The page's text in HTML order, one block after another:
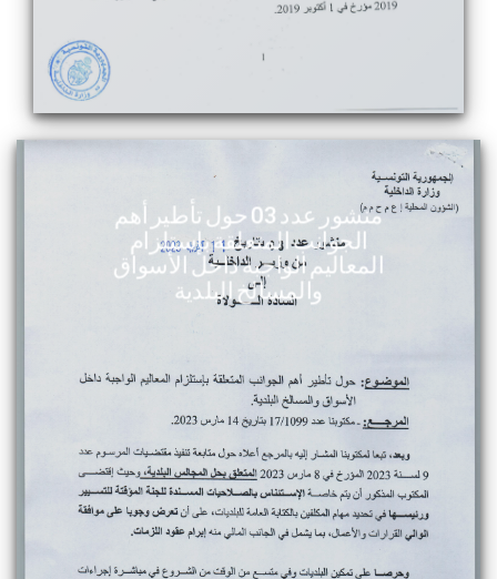
منشور عدد 03 حول تأطير أهم
الجوانب المتعلقة بإستلزام
المعاليم الواجبة داخل الأسواق
والمسالخ البلدية